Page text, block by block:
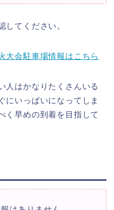
してください。
大会駐車場情報はこちら
人はかなりたくさんいる
にいっぱいになってしま
く早めの到着を目指して